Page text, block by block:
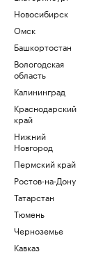
Новосибирск
Омск
Башкортостан
Вологодская
область
Калининград
Краснодарский
край
Нижний
Новгород
Пермский край
Ростов-на-Дону
Татарстан
Тюмень
Черноземье
Кавказ